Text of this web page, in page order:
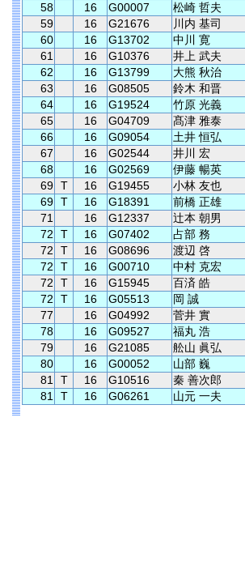
58
16 G00007 松崎 哲夫
59
16 G21676 川内 基司
60
16 G13702 中川 寛
61
16 G10376 井上 武夫
62
16 G13799 大熊 秋治
63
16 G08505 鈴木 和晋
64
16 G19524 竹原 光義
65
16 G04709 髙津 雅泰
66
16 G09054 土井 恒弘
67
16 G02544 井川 宏
68
16 G02569 伊藤 暢英
69 T 16 G19455 小林 友也
69 T 16 G18391 前橋 正雄
71
16 G12337 辻本 朝男
72
T 16 G07402 占部 務
72
T 16 G08696 渡辺 啓
72
T 16 G00710 中村 克宏
72
T 16 G15945 百済 皓
72
T 16 G05513 岡 誠
77
16 G04992 菅井 實
78
16 G09527 福丸 浩
79
16 G21085 舩山 眞弘
80
16 G00052 山部 巍
81
T 16 G10516 秦 善次郎
81
T 16 G06261 山元 一夫